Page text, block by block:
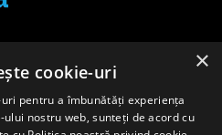
digitalizare pe platforma
×
cookie-uri
pentru a îmbunătăți experiența
nostru web, sunteți de acord cu